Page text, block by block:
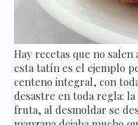
Hay recetas que no salen
esta tatín es el ejemplo
centeno integral, con
desastre en toda regla:
fruta, al desmoldar se